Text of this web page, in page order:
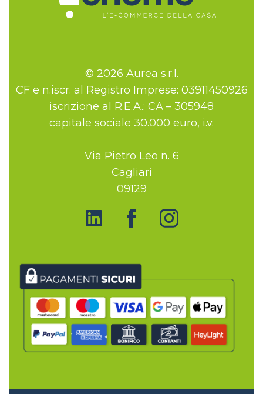
© 2026 Aurea s.r.l.
CF e n.iscr. al Registro Imprese: 03911450926
iscrizione al R.E.A.: CA – 305948
capitale sociale 30.000 euro, i.v.
Via Pietro Leo n. 6
Cagliari
09129